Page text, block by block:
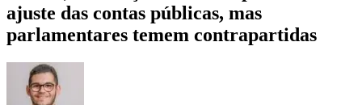
ajuste das contas públicas, mas
parlamentares temem contrapartidas